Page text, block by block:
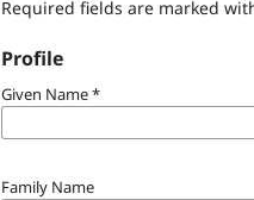
Required fields are marked
Profile
Given Name*
Family Name